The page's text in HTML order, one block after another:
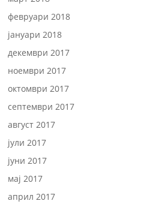
февруари 2018
јануари 2018
декември 2017
ноември 2017
октомври 2017
септември 2017
август 2017
јули 2017
јуни 2017
мај 2017
април 2017